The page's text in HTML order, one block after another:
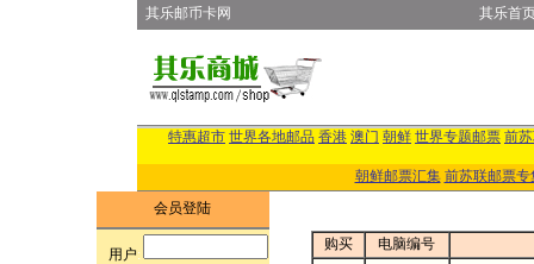
其乐邮币卡网 其乐首
特惠超市 世界各地邮品 香港 澳门 朝鲜 世界专题邮票 前
朝鲜邮票汇集 前苏联邮票专
会员登陆
用户:
购买
电脑编号